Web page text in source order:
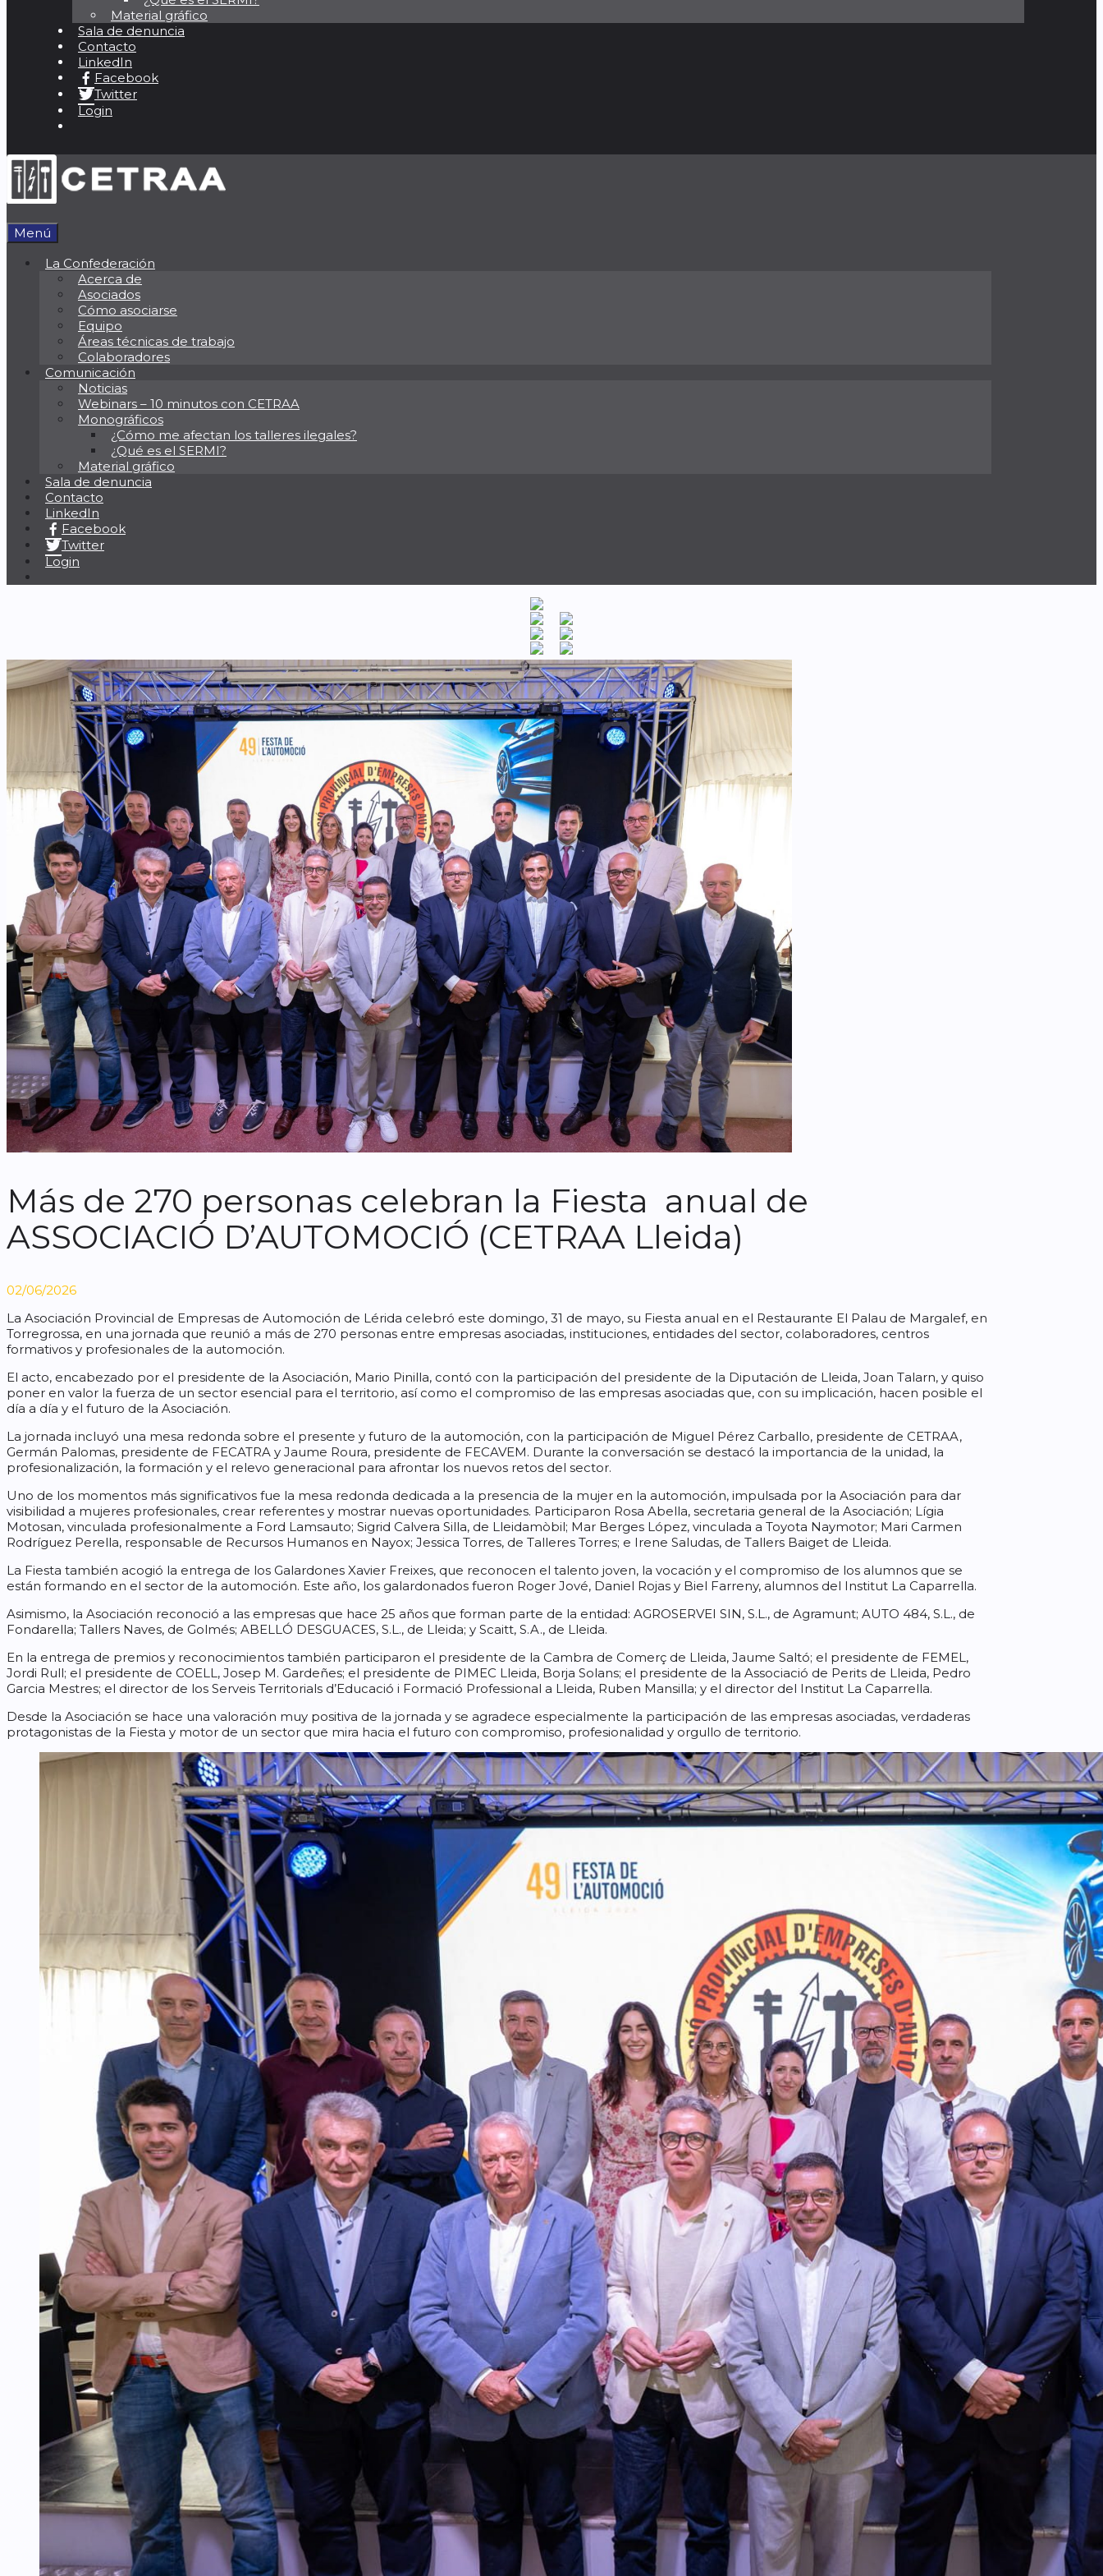
Material gráfico
Sala de denuncia
Contacto
LinkedIn
Facebook
Twitter
Login
Menú
La Confederación
Acerca de
Asociados
Cómo asociarse
Equipo
Áreas técnicas de trabajo
Colaboradores
Comunicación
Noticias
Webinars – 10 minutos con CETRAA
Monográficos
¿Cómo me afectan los talleres ilegales?
¿Qué es el SERMI?
Material gráfico
Sala de denuncia
Contacto
LinkedIn
Facebook
Twitter
Login
Más de 270 personas celebran la Fiesta anual de
ASSOCIACIÓ D’AUTOMOCIÓ (CETRAA Lleida)
02/06/2026
La Asociación Provincial de Empresas de Automoción de Lérida celebró este domingo, 31 de mayo, su Fiesta anual en el Restaurante El Palau de Margalef, en
Torregrossa, en una jornada que reunió a más de 270 personas entre empresas asociadas, instituciones, entidades del sector, colaboradores, centros
formativos y profesionales de la automoción.
El acto, encabezado por el presidente de la Asociación, Mario Pinilla, contó con la participación del presidente de la Diputación de Lleida, Joan Talarn, y quiso
poner en valor la fuerza de un sector esencial para el territorio, así como el compromiso de las empresas asociadas que, con su implicación, hacen posible el
día a día y el futuro de la Asociación.
La jornada incluyó una mesa redonda sobre el presente y futuro de la automoción, con la participación de Miguel Pérez Carballo, presidente de CETRAA,
Germán Palomas, presidente de FECATRA y Jaume Roura, presidente de FECAVEM. Durante la conversación se destacó la importancia de la unidad, la
profesionalización, la formación y el relevo generacional para afrontar los nuevos retos del sector.
Uno de los momentos más significativos fue la mesa redonda dedicada a la presencia de la mujer en la automoción, impulsada por la Asociación para dar
visibilidad a mujeres profesionales, crear referentes y mostrar nuevas oportunidades. Participaron Rosa Abella, secretaria general de la Asociación; Lígia
Motosan, vinculada profesionalmente a Ford Lamsauto; Sigrid Calvera Silla, de Lleidamòbil; Mar Berges López, vinculada a Toyota Naymotor; Mari Carmen
Rodríguez Perella, responsable de Recursos Humanos en Nayox; Jessica Torres, de Talleres Torres; e Irene Saludas, de Tallers Baiget de Lleida.
La Fiesta también acogió la entrega de los Galardones Xavier Freixes, que reconocen el talento joven, la vocación y el compromiso de los alumnos que se
están formando en el sector de la automoción. Este año, los galardonados fueron Roger Jové, Daniel Rojas y Biel Farreny, alumnos del Institut La Caparrella.
Asimismo, la Asociación reconoció a las empresas que hace 25 años que forman parte de la entidad: AGROSERVEI SIN, S.L., de Agramunt; AUTO 484, S.L., de
Fondarella; Tallers Naves, de Golmés; ABELLÓ DESGUACES, S.L., de Lleida; y Scaitt, S.A., de Lleida.
En la entrega de premios y reconocimientos también participaron el presidente de la Cambra de Comerç de Lleida, Jaume Saltó; el presidente de FEMEL,
Jordi Rull; el presidente de COELL, Josep M. Gardeñes; el presidente de PIMEC Lleida, Borja Solans; el presidente de la Associació de Perits de Lleida, Pedro
Garcia Mestres; el director de los Serveis Territorials d’Educació i Formació Professional a Lleida, Ruben Mansilla; y el director del Institut La Caparrella.
Desde la Asociación se hace una valoración muy positiva de la jornada y se agradece especialmente la participación de las empresas asociadas, verdaderas
protagonistas de la Fiesta y motor de un sector que mira hacia el futuro con compromiso, profesionalidad y orgullo de territorio.